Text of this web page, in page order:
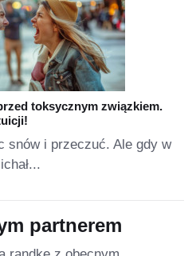
toksycznym związkiem.
snów i przeczuć. Ale gdy w
partnerem